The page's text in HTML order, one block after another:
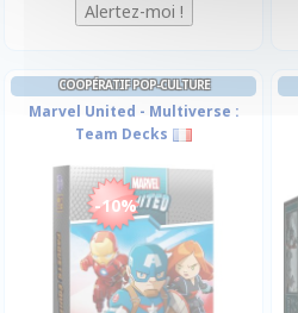
COOPÉRATIF POP-CULTURE
Marvel United - Multiverse :
Team Decks
-10%